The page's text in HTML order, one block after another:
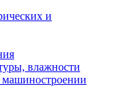
и
влажности
машиностроении